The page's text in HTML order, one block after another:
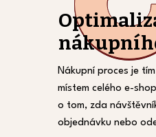
Nákupní proces je
místem celého e-
o tom, zda
objednávku nebo